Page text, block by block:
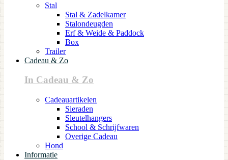
Stal
Stal & Zadelkamer
Stalondeugden
Erf & Weide & Paddock
Box
Trailer
Cadeau & Zo
In Cadeau & Zo
Cadeauartikelen
Sieraden
Sleutelhangers
School & Schrijfwaren
Overige Cadeau
Hond
Informatie